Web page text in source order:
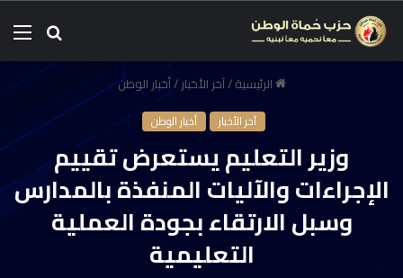
الرئيسية/آخر الأخبار/أخبار الوطن
آخر الأخبار أخبار الوطن
وزير التعليم يستعرض تقييم
الإجراءات والآليات المنفذة بالمدارس
وسبل الارتقاء بجودة العملية
التعليمية